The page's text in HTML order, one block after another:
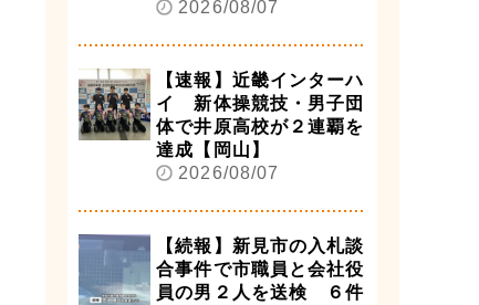
2026/08/07
【速報】近畿インターハ
イ 新体操競技・男子団
体で井原高校が２連覇を
達成【岡山】
2026/08/07
【続報】新見市の入札談
合事件で市職員と会社役
員の男２人を送検 ６件